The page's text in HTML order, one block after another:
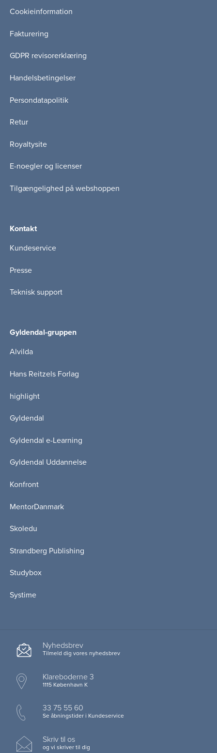
Cookieinformation
Fakturering
GDPR revisorerklæring
Handelsbetingelser
Persondatapolitik
Retur
Royaltysite
E-noegler og licenser
Tilgængelighed på webshoppen
Kontakt
Kundeservice
Presse
Teknisk support
Gyldendal-gruppen
Alvilda
Hans Reitzels Forlag
highlight
Gyldendal
Gyldendal e-Learning
Gyldendal Uddannelse
Konfront
MentorDanmark
Skoledu
Strandberg Publishing
Studybox
Systime
Nyhedsbrev
Tilmeld dig vores nyhedsbrev
Klareboderne 3
1115 København K
33 75 55 60
Se åbningstider i Kundeservice
Skriv til os
og vi skriver til dig